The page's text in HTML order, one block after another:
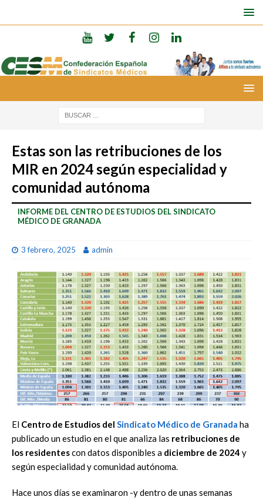
Estas son las retribuciones de los
MIR en 2024 según especialidad y
comunidad autónoma
INFORME DEL CENTRO DE ESTUDIOS DEL SINDICATO
MÉDICO DE GRANADA
3 febrero, 2025 admin
El Centro de Estudios del Sindicato Médico de Granada ha
publicado un estudio en el que analiza las retribuciones de
los residentescon datos disponibles a diciembre de 2024 y
según especialidad y comunidad autónoma.
Hace unos días se examinaron -y dentro de unas semanas